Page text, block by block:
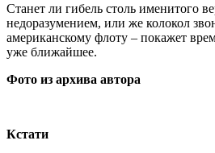
Станет ли гибель столь именитого
недоразумением, или же колокол
американскому флоту – покажет
уже ближайшее.
Фото из архива автора
Кстати